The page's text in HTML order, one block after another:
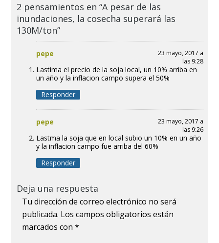
2 pensamientos en “A pesar de las
inundaciones, la cosecha superará las
130M/ton”
pepe
23 mayo, 2017 a
las 9:28
Lastima el precio de la soja local, un 10% arriba en
un año y la inflacion campo supera el 50%
Responder
pepe
23 mayo, 2017 a
las 9:26
Lastma la soja que en local subio un 10% en un año
y la inflacion campo fue arriba del 60%
Responder
Deja una respuesta
Tu dirección de correo electrónico no será
publicada. Los campos obligatorios están
marcados con*